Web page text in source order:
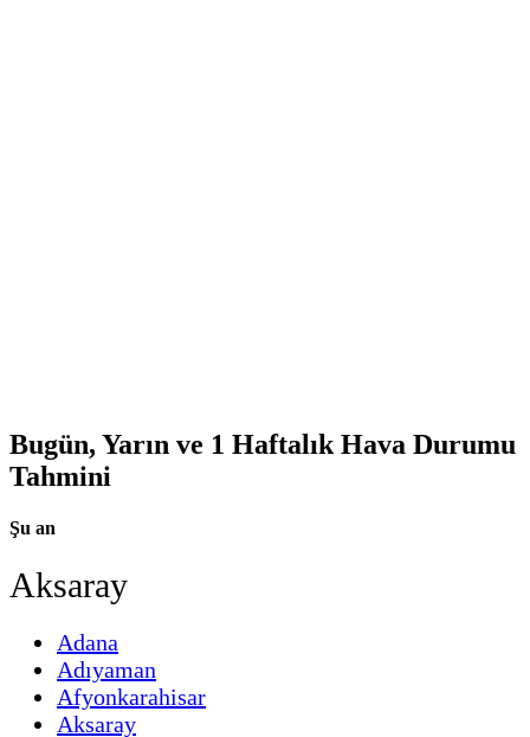
Bugün, Yarın ve 1 Haftalık Hava Durumu
Tahmini
Şu an
Aksaray
Adana
Adıyaman
Afyonkarahisar
Aksaray